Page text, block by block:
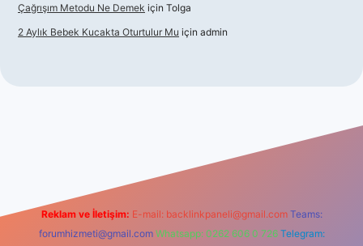
Çağrışım Metodu Ne Demek için Tolga
2 Aylık Bebek Kucakta Oturtulur Mu için admin
Reklam ve İletişim: E-mail: backlinkpaneli@gmail.com Teams:
forumhizmeti@gmail.com Whatsapp: 0262 606 0 726 Telegram: